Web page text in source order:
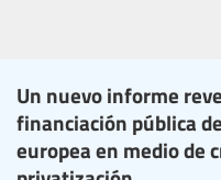
Un nuevo informe
financiación pública
europea en medio de